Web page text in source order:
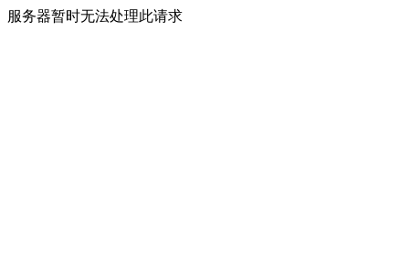
服务器暂时无法处理此请求